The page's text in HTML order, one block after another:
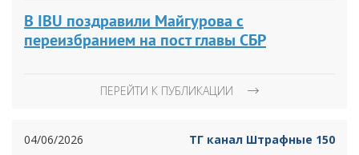
В IBU поздравили Майгурова с
переизбранием на пост главы СБР
ПЕРЕЙТИ К ПУБЛИКАЦИИ
04/06/2026 ТГ канал Штрафные 150